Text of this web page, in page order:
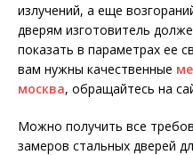
излучений, а еще
дверям изготовитель
показать в параметрах ее
вам нужны качественные
москва, обращайтесь на
Можно получить все
замеров стальных дверей